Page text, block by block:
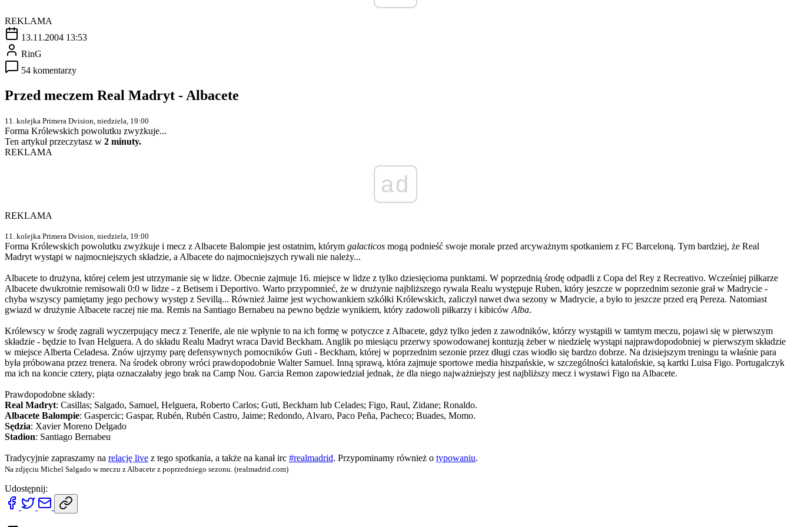
REKLAMA
13.11.2004 13:53
RinG
54 komentarzy
Przed meczem Real Madryt - Albacete
11. kolejka Primera Dvision, niedziela, 19:00
Forma Królewskich powolutku zwyżkuje...
Ten artykuł przeczytasz w 2 minuty.
REKLAMA
ad
REKLAMA
11. kolejka Primera Dvision, niedziela, 19:00
Forma Królewskich powolutku zwyżkuje i mecz z Albacete Balompie jest ostatnim, którym galacticos mogą podnieść swoje morale przed arcyważnym spotkaniem z FC Barceloną. Tym bardziej, że Real
Madryt wystąpi w najmocniejszych składzie, a Albacete do najmocniejszych rywali nie należy...
Albacete to drużyna, której celem jest utrzymanie się w lidze. Obecnie zajmuje 16. miejsce w lidze z tylko dziesięcioma punktami. W poprzednią środę odpadli z Copa del Rey z Recreativo. Wcześniej piłkarze
Albacete dwukrotnie remisowali 0:0 w lidze - z Betisem i Deportivo. Warto przypomnieć, że w drużynie najbliższego rywala Realu występuje Ruben, który jeszcze w poprzednim sezonie grał w Madrycie -
chyba wszyscy pamiętamy jego pechowy występ z Sevillą... Również Jaime jest wychowankiem szkółki Królewskich, zaliczył nawet dwa sezony w Madrycie, a było to jeszcze przed erą Pereza. Natomiast
gwiazd w drużynie Albacete raczej nie ma. Remis na Santiago Bernabeu na pewno będzie wynikiem, który zadowoli piłkarzy i kibiców Alba.
Królewscy w środę zagrali wyczerpujący mecz z Tenerife, ale nie wpłynie to na ich formę w potyczce z Albacete, gdyż tylko jeden z zawodników, którzy wystąpili w tamtym meczu, pojawi się w pierwszym
składzie - będzie to Ivan Helguera. A do składu Realu Madryt wraca David Beckham. Anglik po miesiącu przerwy spowodowanej kontuzją żeber w niedzielę wystąpi najprawdopodobniej w pierwszym składzie
w miejsce Alberta Celadesa. Znów ujrzymy parę defensywnych pomocników Guti - Beckham, której w poprzednim sezonie przez długi czas wiodło się bardzo dobrze. Na dzisiejszym treningu ta właśnie para
była próbowana przez trenera. Na środek obrony wróci prawdopodobnie Walter Samuel. Inną sprawą, która zajmuje sportowe media hiszpańskie, w szczególności katalońskie, są kartki Luisa Figo. Portugalczyk
ma ich na koncie cztery, piąta oznaczałaby jego brak na Camp Nou. Garcia Remon zapowiedział jednak, że dla niego najważniejszy jest najbliższy mecz i wystawi Figo na Albacete.
Prawdopodobne składy:
Real Madryt: Casillas; Salgado, Samuel, Helguera, Roberto Carlos; Guti, Beckham lub Celades; Figo, Raul, Zidane; Ronaldo.
Albacete Balompie: Gaspercic; Gaspar, Rubén, Rubén Castro, Jaime; Redondo, Alvaro, Paco Peña, Pacheco; Buades, Momo.
Sędzia: Xavier Moreno Delgado
Stadion: Santiago Bernabeu
Tradycyjnie zapraszamy na relację live z tego spotkania, a także na kanał irc #realmadrid. Przypominamy również o typowaniu.
Na zdjęciu Michel Salgado w meczu z Albacete z poprzedniego sezonu. (realmadrid.com)
Udostępnij: